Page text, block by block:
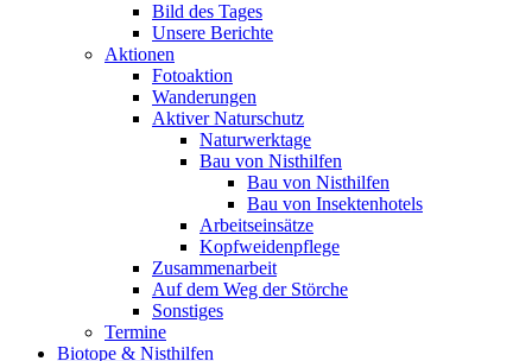
Bild des Tages
Unsere Berichte
Aktionen
Fotoaktion
Wanderungen
Aktiver Naturschutz
Naturwerktage
Bau von Nisthilfen
Bau von Nisthilfen
Bau von Insektenhotels
Arbeitseinsätze
Kopfweidenpflege
Zusammenarbeit
Auf dem Weg der Störche
Sonstiges
Termine
Biotope & Nisthilfen